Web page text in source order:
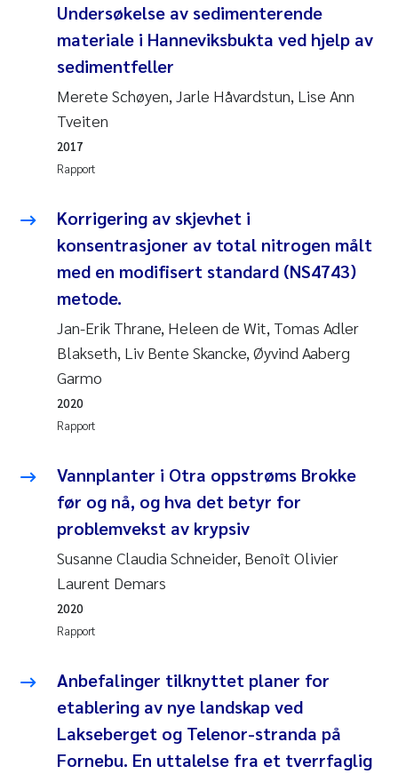
2012
2011
2009
2007
2006
2005
Sindre Langaas
Øyvind Kaste
Christian Vogelsang
Rolf David Vogt
Sandra Stadniczenko Gran
Anette Engesmo
Maximilian Nawrath
Emmy Falk Nøklebye
Kathrine Ivsett Johnsen
Line Johanne Barkved
Pawel Krzeminski
Juan Carlos Farias Pardo
Chiara Consolaro
Andrew Luke King
Ian Allan
Undersøkelse av sedimenterende
materiale i Hanneviksbukta ved hjelp av
sedimentfeller
Merete Schøyen, Jarle Håvardstun, Lise Ann
Tveiten
Rapport
2017
Korrigering av skjevhet i
konsentrasjoner av total nitrogen målt
med en modifisert standard (NS4743)
metode.
Jan-Erik Thrane, Heleen de Wit, Tomas Adler
Blakseth, Liv Bente Skancke, Øyvind Aaberg
Garmo
Rapport
2020
Vannplanter i Otra oppstrøms Brokke
før og nå, og hva det betyr for
problemvekst av krypsiv
Susanne Claudia Schneider, Benoît Olivier
Laurent Demars
Rapport
2020
Anbefalinger tilknyttet planer for
etablering av nye landskap ved
Lakseberget og Telenor-stranda på
Fornebu. En uttalelse fra et tverrfaglig